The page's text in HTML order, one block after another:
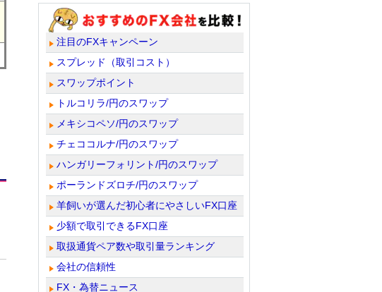
注目のFXキャンペーン
スプレッド（取引コスト）
スワップポイント
トルコリラ/円のスワップ
メキシコペソ/円のスワップ
チェココルナ/円のスワップ
ハンガリーフォリント/円のスワップ
ポーランドズロチ/円のスワップ
羊飼いが選んだ初心者にやさしいFX口座
少額で取引できるFX口座
取扱通貨ペア数や取引量ランキング
会社の信頼性
FX・為替ニュース